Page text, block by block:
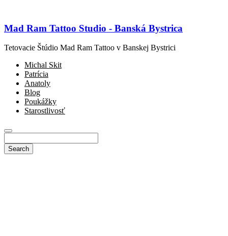
Mad Ram Tattoo Studio - Banská Bystrica
Tetovacie Štúdio Mad Ram Tattoo v Banskej Bystrici
Michal Skit
Patrícia
Anatoly
Blog
Poukážky
Starostlivosť